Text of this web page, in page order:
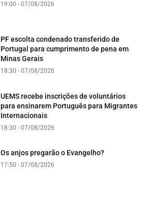
19:00 - 07/08/2026
PF escolta condenado transferido de
Portugal para cumprimento de pena em
Minas Gerais
18:30 - 07/08/2026
UEMS recebe inscrições de voluntários
para ensinarem Português para Migrantes
Internacionais
18:30 - 07/08/2026
Os anjos pregarão o Evangelho?
17:50 - 07/08/2026